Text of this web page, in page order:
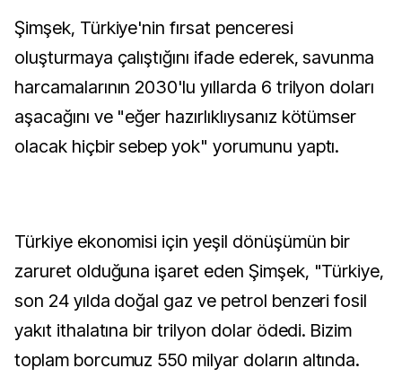
Şimşek, Türkiye'nin fırsat penceresi
oluşturmaya çalıştığını ifade ederek, savunma
harcamalarının 2030'lu yıllarda 6 trilyon doları
aşacağını ve "eğer hazırlıklıysanız kötümser
olacak hiçbir sebep yok" yorumunu yaptı.
Türkiye ekonomisi için yeşil dönüşümün bir
zaruret olduğuna işaret eden Şimşek, "Türkiye,
son 24 yılda doğal gaz ve petrol benzeri fosil
yakıt ithalatına bir trilyon dolar ödedi. Bizim
toplam borcumuz 550 milyar doların altında.